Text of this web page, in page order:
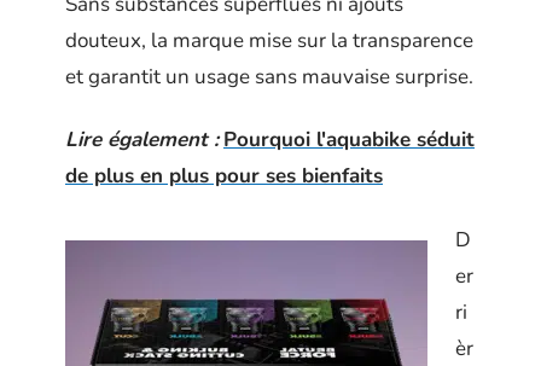
douteux, la marque mise sur la transparence
et garantit un usage sans mauvaise surprise.
Lire également : Pourquoi l'aquabike séduit
de plus en plus pour ses bienfaits
D
er
ri
èr